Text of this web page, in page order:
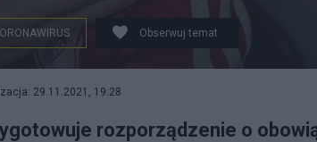
Obserwuj temat
29.11.2021, 19:28
rozporządzenie o